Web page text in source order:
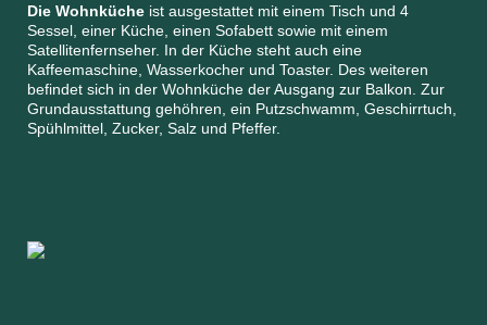
Die Wohnküche ist ausgestattet mit einem Tisch und 4
Sessel, einer Küche, einen Sofabett sowie mit einem
Satellitenfernseher. In der Küche steht auch eine
Kaffeemaschine, Wasserkocher und Toaster. Des weiteren
befindet sich in der Wohnküche der Ausgang zur Balkon. Zur
Grundausstattung gehöhren, ein Putzschwamm, Geschirrtuch,
Spühlmittel, Zucker, Salz und Pfeffer.